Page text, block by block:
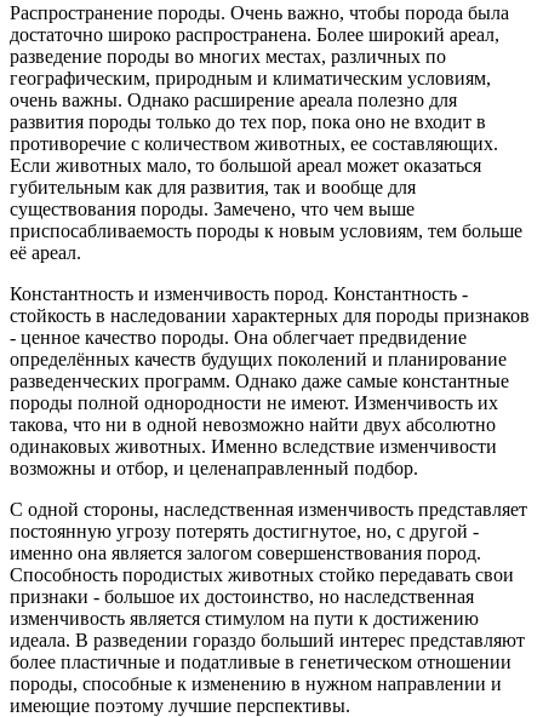
Распространение породы. Очень важно, чтобы порода была
достаточно широко распространена. Более широкий ареал,
разведение породы во многих местах, различных по
географическим, природным и климатическим условиям,
очень важны. Однако расширение ареала полезно для
развития породы только до тех пор, пока оно не входит в
противоречие с количеством животных, ее составляющих.
Если животных мало, то большой ареал может оказаться
губительным как для развития, так и вообще для
существования породы. Замечено, что чем выше
приспосабливаемость породы к новым условиям, тем больше
её ареал.
Константность и изменчивость пород. Константность -
стойкость в наследовании характерных для породы признаков
- ценное качество породы. Она облегчает предвидение
определённых качеств будущих поколений и планирование
разведенческих программ. Однако даже самые константные
породы полной однородности не имеют. Изменчивость их
такова, что ни в одной невозможно найти двух абсолютно
одинаковых животных. Именно вследствие изменчивости
возможны и отбор, и целенаправленный подбор.
С одной стороны, наследственная изменчивость представляет
постоянную угрозу потерять достигнутое, но, с другой -
именно она является залогом совершенствования пород.
Способность породистых животных стойко передавать свои
признаки - большое их достоинство, но наследственная
изменчивость является стимулом на пути к достижению
идеала. В разведении гораздо больший интерес представляют
более пластичные и податливые в генетическом отношении
породы, способные к изменению в нужном направлении и
имеющие поэтому лучшие перспективы.